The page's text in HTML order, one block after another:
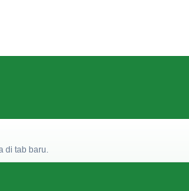
di tab baru.